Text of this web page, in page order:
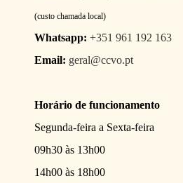
(custo chamada local)
Whatsapp: +351 961 192 163
Email: geral@ccvo.pt
Horário de funcionamento
Segunda-feira a Sexta-feira
09h30 às 13h00
14h00 às 18h00